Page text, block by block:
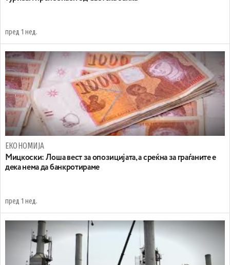
пред 1 нед.
ЕКОНОМИЈА
Мицкоски: Лоша вест за опозицијата, а среќна за граѓаните е
дека нема да банкротираме
пред 1 нед.